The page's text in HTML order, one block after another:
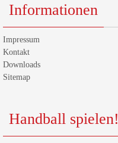
Informationen
Impressum
Kontakt
Downloads
Sitemap
Handball spielen!